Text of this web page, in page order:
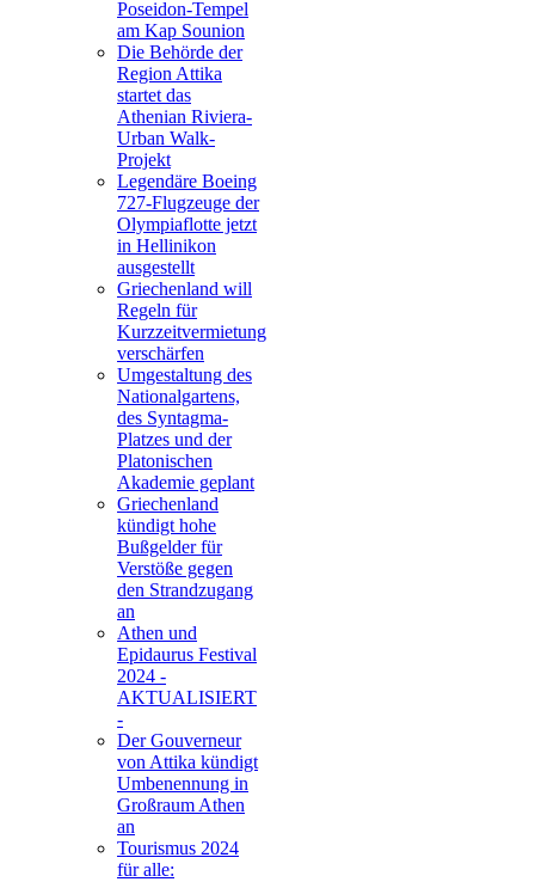
Poseidon-Tempel
am Kap Sounion
Die Behörde der
Region Attika
startet das
Athenian Riviera-
Urban Walk-
Projekt
Legendäre Boeing
727-Flugzeuge der
Olympiaflotte jetzt
in Hellinikon
ausgestellt
Griechenland will
Regeln für
Kurzzeitvermietung
verschärfen
Umgestaltung des
Nationalgartens,
des Syntagma-
Platzes und der
Platonischen
Akademie geplant
Griechenland
kündigt hohe
Bußgelder für
Verstöße gegen
den Strandzugang
an
Athen und
Epidaurus Festival
2024 -
AKTUALISIERT
-
Der Gouverneur
von Attika kündigt
Umbenennung in
Großraum Athen
an
Tourismus 2024
für alle: